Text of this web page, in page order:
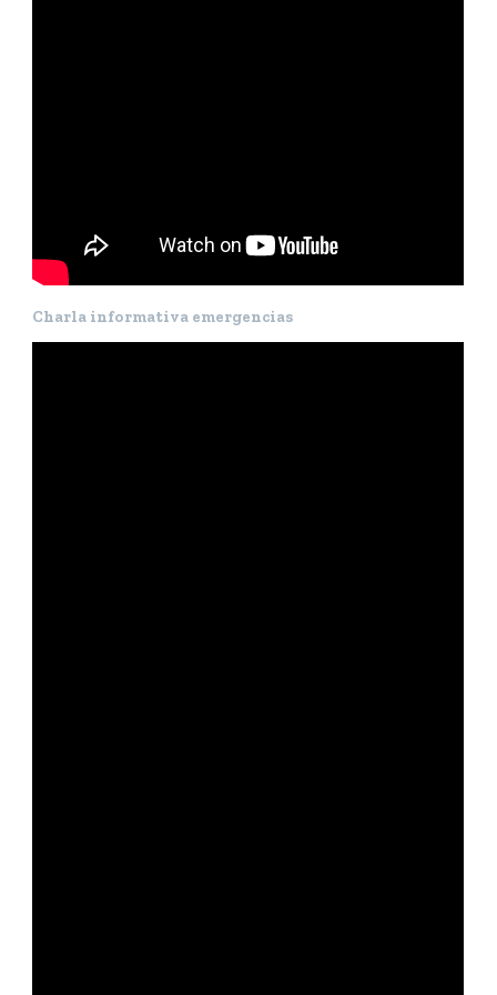
Charla informativa emergencias